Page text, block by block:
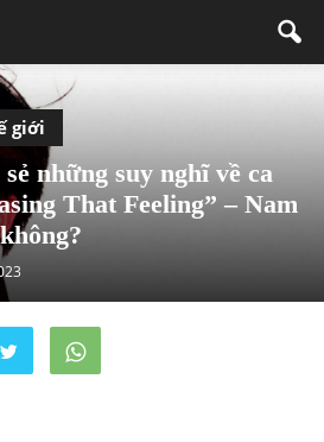
giới
những suy nghĩ về ca
That Feeling” – Nam